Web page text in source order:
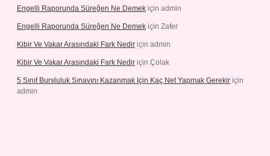
Engelli Raporunda Süreğen Ne Demek için admin
Engelli Raporunda Süreğen Ne Demek için Zafer
Kibir Ve Vakar Arasındaki Fark Nedir için admin
Kibir Ve Vakar Arasındaki Fark Nedir için Çolak
5 Sınıf Bursluluk Sınavını Kazanmak Için Kaç Net Yapmak Gerekir için
admin